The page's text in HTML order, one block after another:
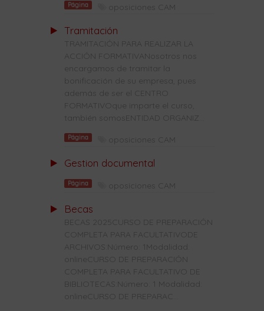
Página oposiciones CAM
Tramitación
TRAMITACIÓN PARA REALIZAR LA
ACCIÓN FORMATIVANosotros nos
encargamos de tramitar la
bonificación de su empresa, pues
además de ser el CENTRO
FORMATIVOque imparte el curso,
también somosENTIDAD ORGANIZ...
Página oposiciones CAM
Gestion documental
Página oposiciones CAM
Becas
BECAS 2025CURSO DE PREPARACIÓN
COMPLETA PARA FACULTATIVODE
ARCHIVOS:Número: 1Modalidad:
onlineCURSO DE PREPARACIÓN
COMPLETA PARA FACULTATIVO DE
BIBLIOTECAS:Número: 1 Modalidad:
onlineCURSO DE PREPARAC...